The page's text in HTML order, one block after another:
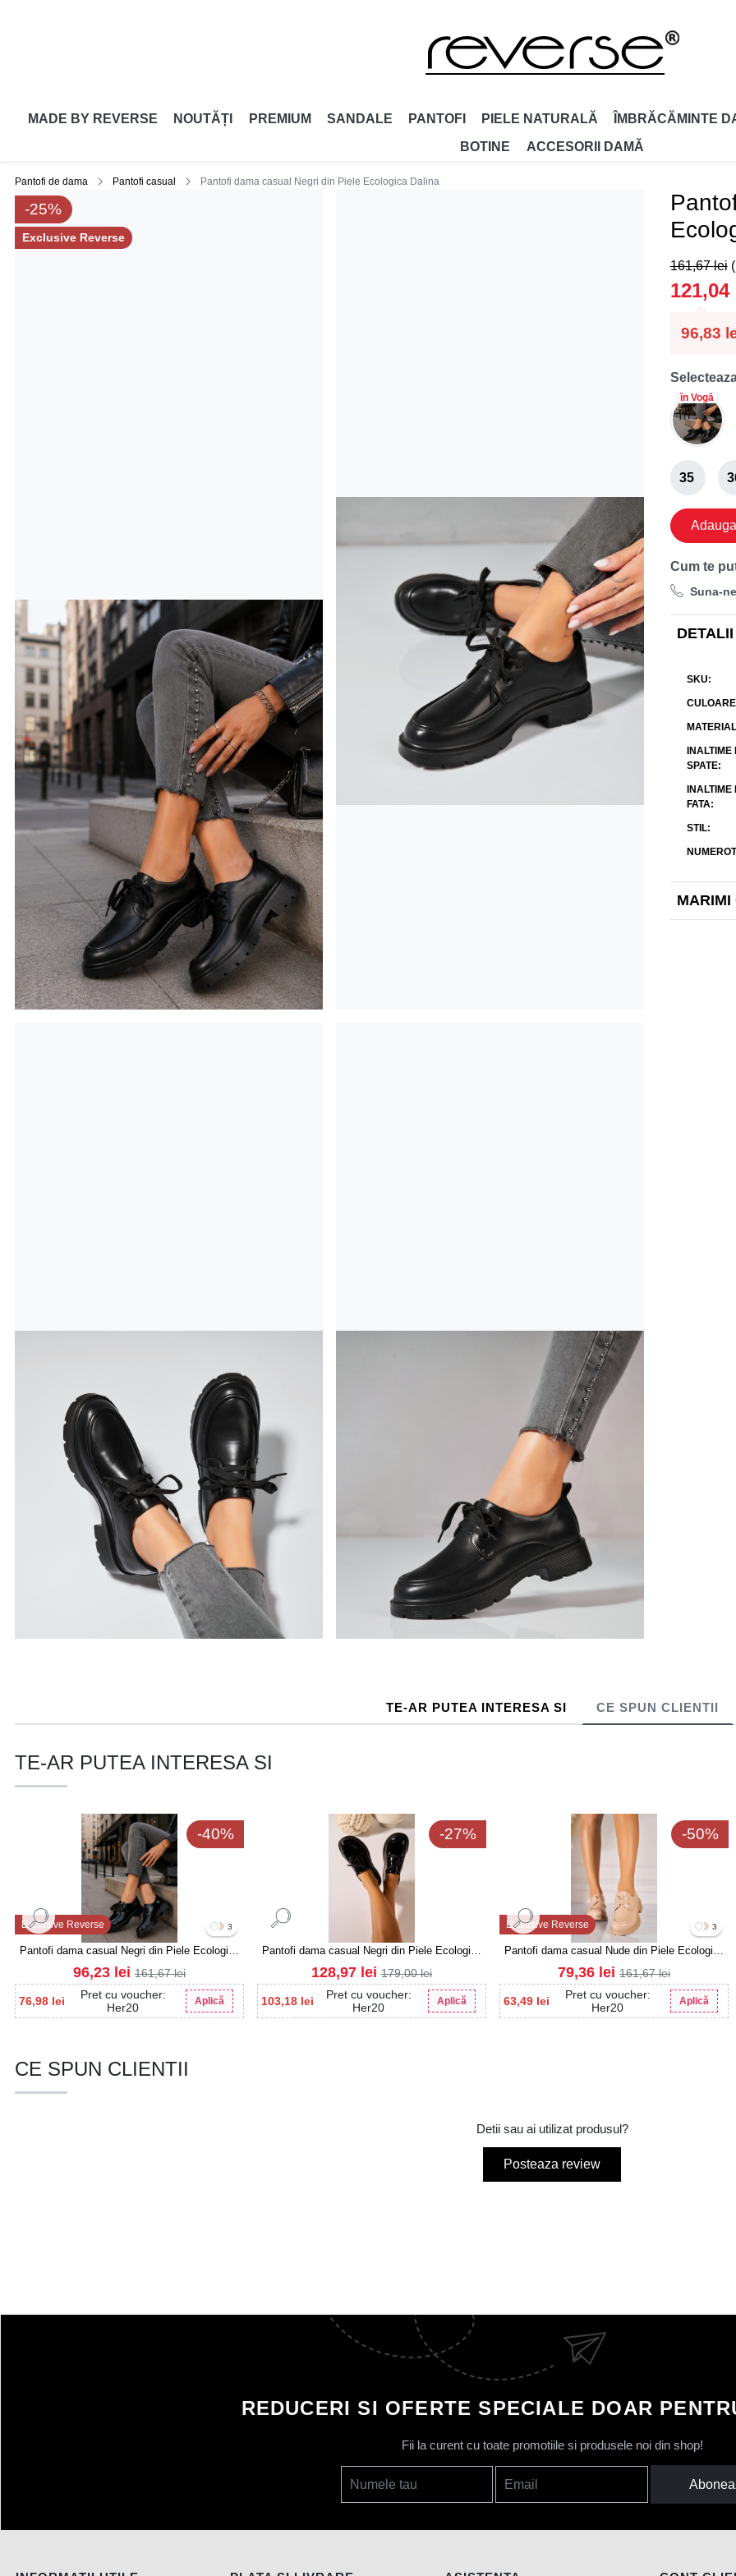
MADE BY REVERSE NOUTĂȚI PREMIUM SANDALE PANTOFI PIELE NATURALĂ
ÎMBRĂCĂMINTE
BOTINE
ACCESORII DAMǍ
Pantofi de dama Pantofi casual Pantofi dama casual Negri din Piele Ecologica Dalina
-25%
Exclusive Reverse
96,83
121,04
161,67lei
în Vogă
35
Cum te
Suna-ne
DETALII
SKU
CULOARE
MATERIAL
INALTIME
SPATE
INALTIME
FATA
STIL
MARIMI
TE-AR PUTEA INTERESA SI CE SPUN CLIENTII
TE-AR PUTEA INTERESA SI
Exclusive Reverse
-40%
3
Pantofi dama casual Negri din Piele Ecologica
Lacuita Dalina3
76,98 lei
Pret cu voucher:
Her20
Aplică
96,23 lei 161,67lei
-27%
Pantofi dama casual Negri din Piele Ecologica
Lacuita Maizey
103,18 lei
Pret cu voucher:
Her20
Aplică
128,97 lei 179,00lei
Exclusive Reverse
-50%
3
Pantofi dama casual Nude din Piele Ecologica
Lacuita Dalina3
63,49 lei
Pret cu voucher:
Her20
Aplică
79,36 lei 161,67lei
CE SPUN CLIENTII
Detii sau ai utilizat produsul?
Posteaza review
REDUCERI SI OFERTE SPECIALE DOAR
Fii la curent cu toate promotiile si produsele noi din shop!
Numele tau Email